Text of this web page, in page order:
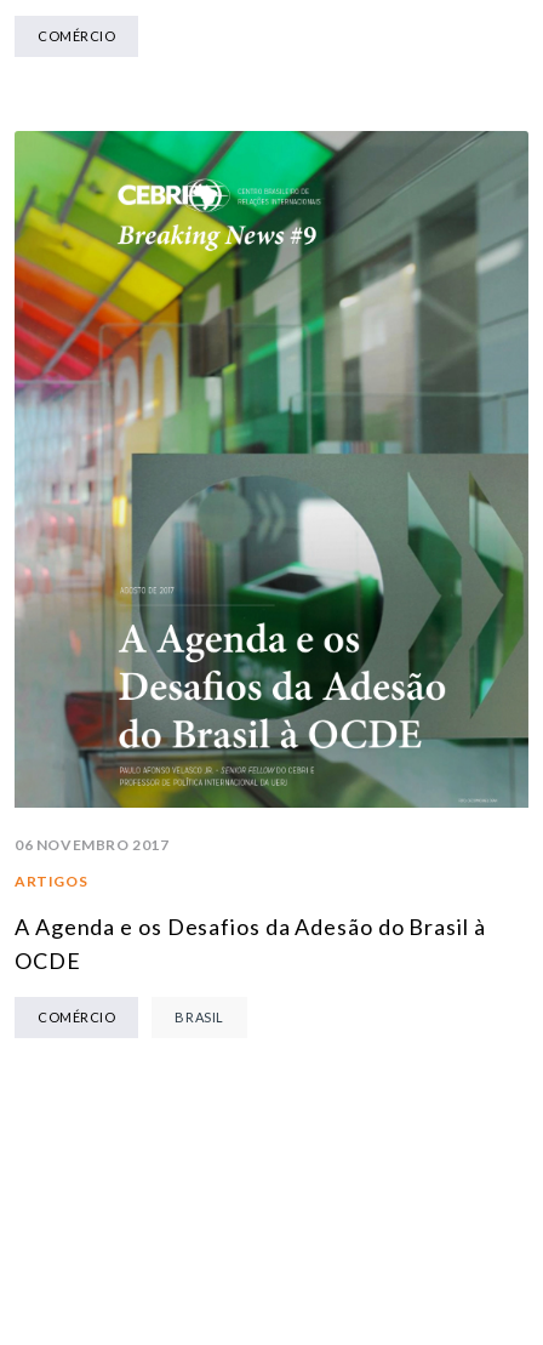
COMÉRCIO
06 NOVEMBRO 2017
ARTIGOS
A Agenda e os Desafios da Adesão do Brasil à
OCDE
COMÉRCIO BRASIL